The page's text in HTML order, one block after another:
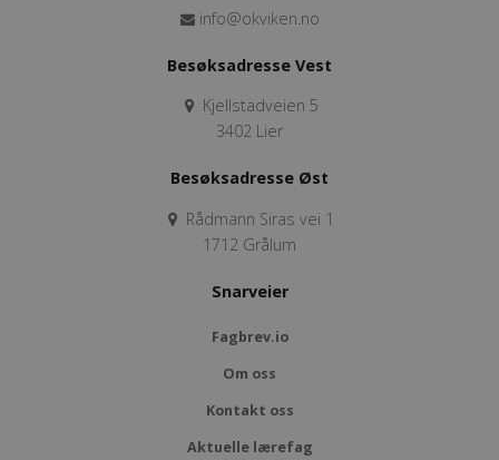
info@okviken.no
Besøksadresse Vest
Kjellstadveien 5
3402 Lier
Besøksadresse Øst
Rådmann Siras vei 1
1712 Grålum
Snarveier
Fagbrev.io
Om oss
Kontakt oss
Aktuelle lærefag